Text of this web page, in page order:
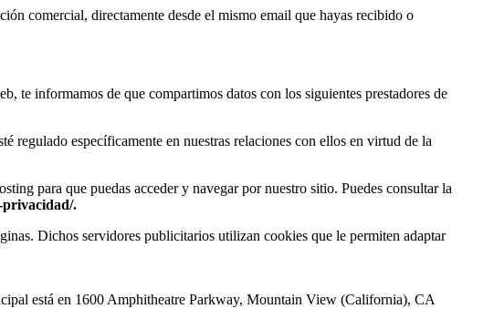
comercial, directamente desde el mismo email que hayas recibido o
te informamos de que compartimos datos con los siguientes prestadores de
regulado específicamente en nuestras relaciones con ellos en virtud de la
para que puedas acceder y navegar por nuestro sitio. Puedes consultar la
privacidad/.
Dichos servidores publicitarios utilizan cookies que le permiten adaptar
está en 1600 Amphitheatre Parkway, Mountain View (California), CA